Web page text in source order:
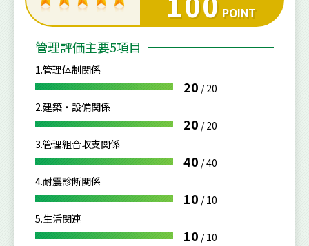
POINT
管理評価主要5項目
1.管理体制関係
20 /20
2.建築・設備関係
20 /20
3.管理組合収支関係
40 /40
4.耐震診断関係
10 /10
5.生活関連
10 /10